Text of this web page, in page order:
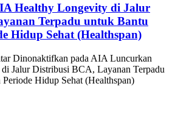
Healthy Longevity di Jalur
Terpadu untuk Bantu
Hidup Sehat (Healthspan)
Dinonaktifkan pada AIA Luncurkan
Jalur Distribusi BCA, Layanan Terpadu
Hidup Sehat (Healthspan)